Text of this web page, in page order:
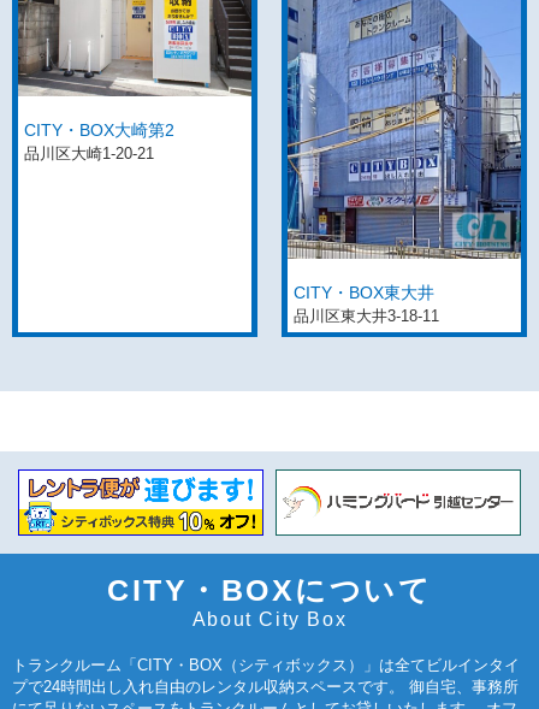
CITY・BOX大崎第2
品川区大崎1-20-21
CITY・BOX東大井
品川区東大井3-18-11
CITY・BOXについて
About City Box
トランクルーム「CITY・BOX（シティボックス）」は全てビルインタイ
プで24時間出し入れ自由のレンタル収納スペースです。 御自宅、事務所